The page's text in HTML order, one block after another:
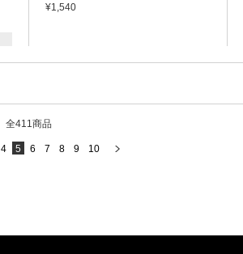
¥1,540
全411商品
4 5 6 7 8 9 10